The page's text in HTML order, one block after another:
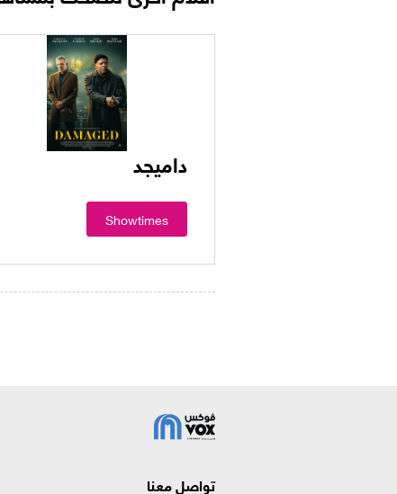
داميجد
Showtimes
تواصل معنا